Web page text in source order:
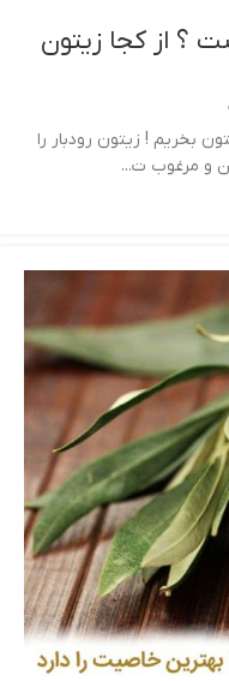
؟ از کجا زیتون
بخریم ! زیتون رودبار را
و مرغوب ت...